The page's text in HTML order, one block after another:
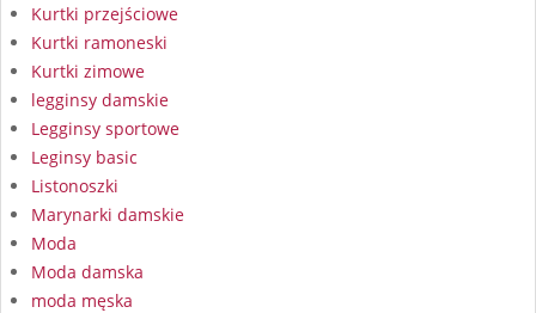
Kurtki przejściowe
Kurtki ramoneski
Kurtki zimowe
legginsy damskie
Legginsy sportowe
Leginsy basic
Listonoszki
Marynarki damskie
Moda
Moda damska
moda męska